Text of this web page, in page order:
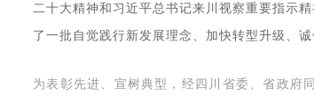
二十大精神和习近平总书记来川视察重要指示
了一批自觉践行新发展理念、加快转型升级、
为表彰先进、 宣树典型，经四川省委、省政府